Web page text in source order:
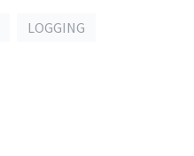
LOGGING